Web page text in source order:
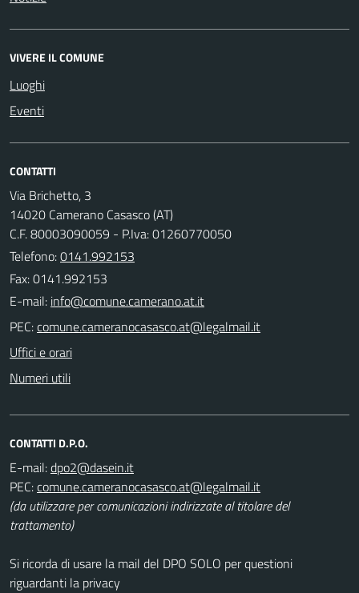
VIVERE IL COMUNE
Luoghi
Eventi
CONTATTI
Via Brichetto, 3
14020 Camerano Casasco (AT)
C.F. 80003090059 - P.Iva: 01260770050
Telefono:0141.992153
Fax: 0141.992153
E-mail:
PEC:
Uffici e orari
Numeri utili
CONTATTI D.P.O.
E-mail:
PEC:
(da utilizzare per comunicazioni indirizzate al titolare del
trattamento)
Si ricorda di usare la mail del DPO SOLO per questioni
riguardanti la privacy